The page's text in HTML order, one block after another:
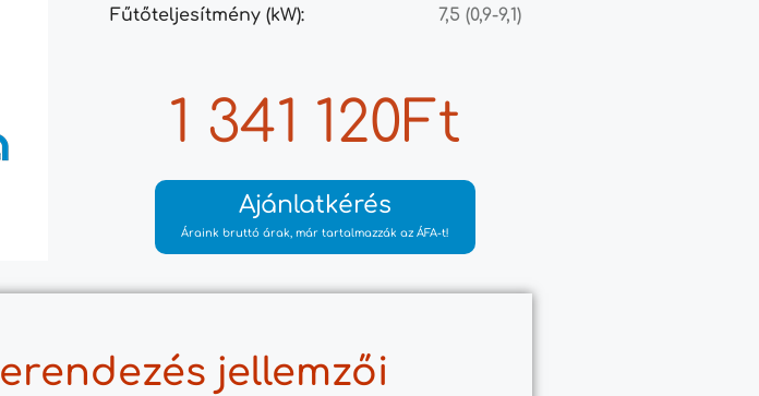
Fűtőteljesítmény (kW): 7,5 (0,9-9,1)
1 341 120Ft
Ajánlatkérés
Áraink bruttó árak, már tartalmazzák az ÁFA-t!
jellemzői